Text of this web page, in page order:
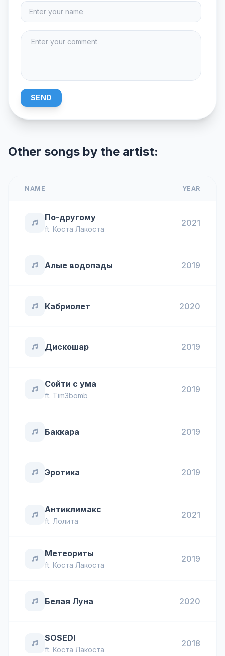
SEND
Other songs by the artist:
NAME YEAR
По-другому
ft. Коста Лакоста
2021
Алые водопады 2019
Кабриолет 2020
Дискошар 2019
Сойти с ума
ft. Tim3bomb
2019
Баккара 2019
Эротика 2019
Антиклимакс
ft. Лолита
2021
Метеориты
ft. Коста Лакоста
2019
Белая Луна 2020
SOSEDI
ft. Коста Лакоста
2018